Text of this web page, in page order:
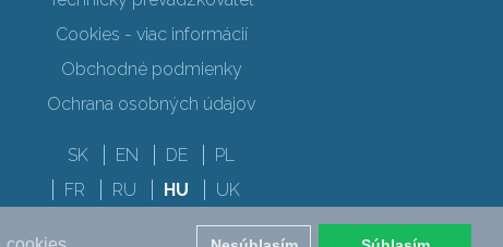
Cookies - viac informácií
Obchodné podmienky
Ochrana osobných údajov
SK EN DE
PL
FR
RU HU UK